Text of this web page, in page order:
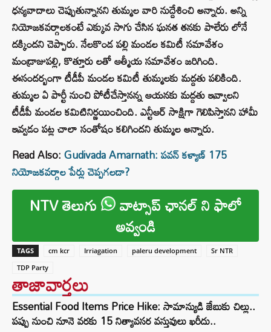
ధన్యవాదాలు చెప్పుతున్నానని తుమ్మల వారి నుద్దేశించి అన్నారు. అన్ని
నియోజకవర్గాలకంటే ఎక్కువ సాగు చేసిన ఘనత తనకు పాలేరు లోనే
దక్కిందని చెప్పారు. నేలకొండ పల్లి మండల కమిటీ సమావేశం
మండ్రాజుపల్లి, కొత్తూరు లతో ఆత్మీయ సమావేశం జరిగింది.
ఈసందర్బంగా టీడీపీ మండల కమిటీ తుమ్మలకు మద్దతు పలికింది.
తుమ్మల ఏ పార్టీ నుంచి పోటీచేస్తానన్న ఆయనకు మద్దతు ఇవ్వాలని
టీడీపీ మండల కమిటినిర్ణయించింది. ఎన్టీఆర్ సాక్షిగా గెలిపిస్తానని హామీ
ఇవ్వడం పట్ల చాలా సంతోషం కలిగిందని తుమ్మల అన్నారు.
Read Also:Gudivada Amarnath: పవన్ కళ్యాణ్ 175
నియోజకవర్గాల పేర్లు చెప్పగలడా?
NTV తెలుగు వాట్సాప్ ఛానల్ ని ఫాలో
అవ్వండి
TAGS cm kcr Irriagation paleru development
Sr NTR
TDP Party
తాజావార్తలు
Essential Food Items Price Hike: సామాన్యుడి జేబుకు చిల్లు..
పప్పు నుంచి నూనె వరకు 15 నిత్యావసర వస్తువులు ఖరీదు..